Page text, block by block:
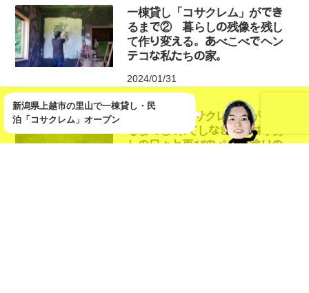
一棟貸し「コサクレム」ができ
るまで② 暮らしの残像を残し
て作り変える。あべこべでヘン
テコな私たちの家。
2024/01/31
一棟貸し「コサクレム」ができ
るまで① 果てしなきペンキ剥が
しの日々と再びのペンキ塗りの
新潟県上越市の里山で一棟貸し・民
泊「コサクレム」オープン